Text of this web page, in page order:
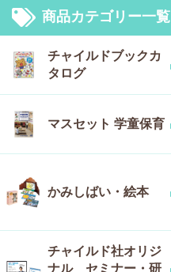
商品カテゴリー一覧
チャイルドブックカ
タログ
マスセット 学童保育
かみしばい・絵本
チャイルド社オリジ
ナル セミナー・研